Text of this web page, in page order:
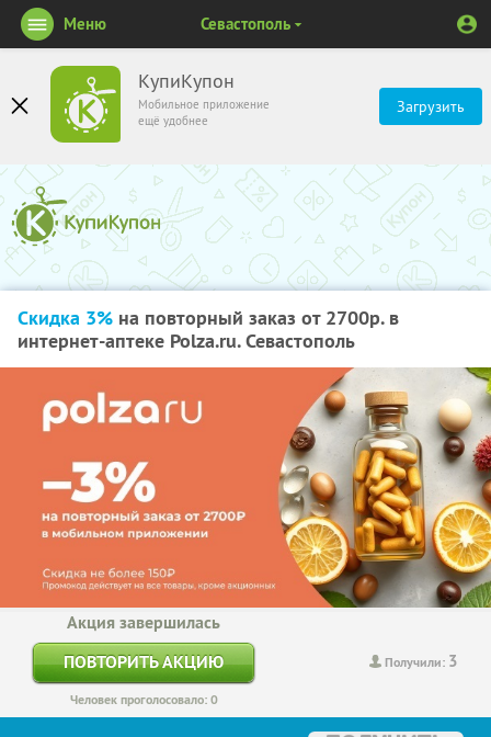
КупиКупон
Мобильное приложение
ещё удобнее
Загрузить
Меню Севастополь
Скидка 3% на повторный заказ от 2700р. в
интернет-аптеке Polza.ru. Севастополь
Получили: 3
Акция завершилась
ПОВТОРИТЬ АКЦИЮ
Человек проголосовало: 0